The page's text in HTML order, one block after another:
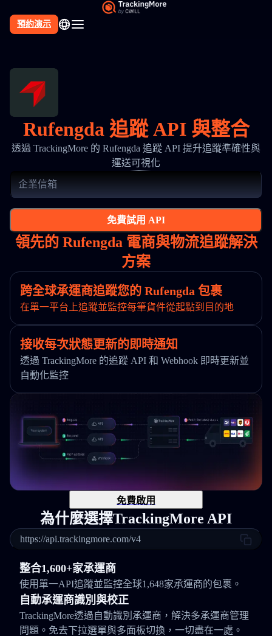
預約演示
Rufengda 追蹤 API 與整合
透過 TrackingMore 的 Rufengda 追蹤 API 提升追蹤準確性與
運送可視化
免費試用 API
領先的 Rufengda 電商與物流追蹤解決
方案
跨全球承運商追蹤您的 Rufengda 包裹
在單一平台上追蹤並監控每筆貨件從起點到目的地
接收每次狀態更新的即時通知
透過 TrackingMore 的追蹤 API 和 Webhook 即時更新並
自動化監控
免費啟用
為什麼選擇TrackingMore API
https://api.trackingmore.com/v4
整合1,600+家承運商
使用單一API追蹤並監控全球1,648家承運商的包裹。
自動承運商識別與校正
TrackingMore透過自動識別承運商，解決多承運商管理
問題。免去下拉選單與多面板切換，一切盡在一處。